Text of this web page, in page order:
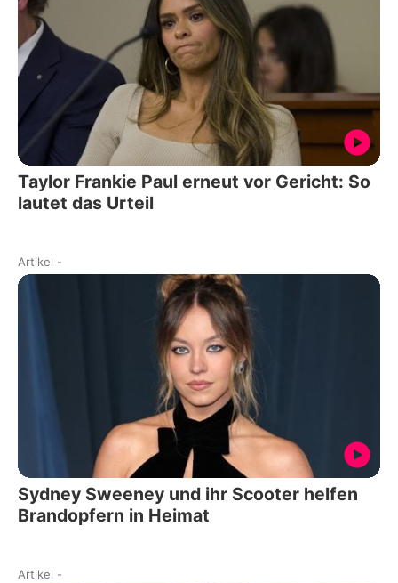
Taylor Frankie Paul erneut vor Gericht: So
lautet das Urteil
Artikel -
Sydney Sweeney und ihr Scooter helfen
Brandopfern in Heimat
Artikel -